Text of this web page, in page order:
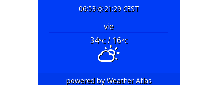
06:53 21:29 CEST
vie
34°C/ 16°C
powered byWeather Atlas